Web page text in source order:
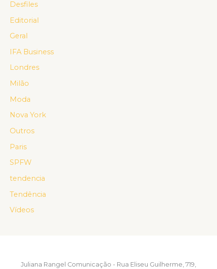
Desfiles
Editorial
Geral
IFA Business
Londres
Milão
Moda
Nova York
Outros
Paris
SPFW
tendencia
Tendência
Vídeos
Juliana Rangel Comunicação - Rua Eliseu Guilherme, 719,